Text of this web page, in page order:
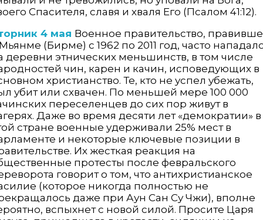
Спасителя, славя и хваля Его (Псалом 41:12).
4 мая Военное правительство,
(Бирме) с 1962 по 2011 год, часто
деревни этнических меньшинств, в том числе
чин, карен и качин, исповедующих в
христианство. Те, кто не успел убежать,
убит или схвачен. По меньшей мере 100 000
переселенцев до сих пор живут в
Даже во время десяти лет «демократии» в
стране военные удерживали 25% мест в
и некоторые ключевые позиции в
Их жесткая реакция на
протесты после февральского
говорит о том, что антихристианское
(которое никогда полностью не
даже при Аун Сан Су Чжи), вполне
вспыхнет с новой силой. Просите Царя